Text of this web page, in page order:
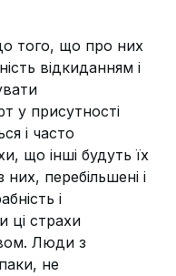
того, що про них
відкиданням і
у присутності
і часто
що інші будуть їх
перебільшені і
і
ці страхи
Люди з
не